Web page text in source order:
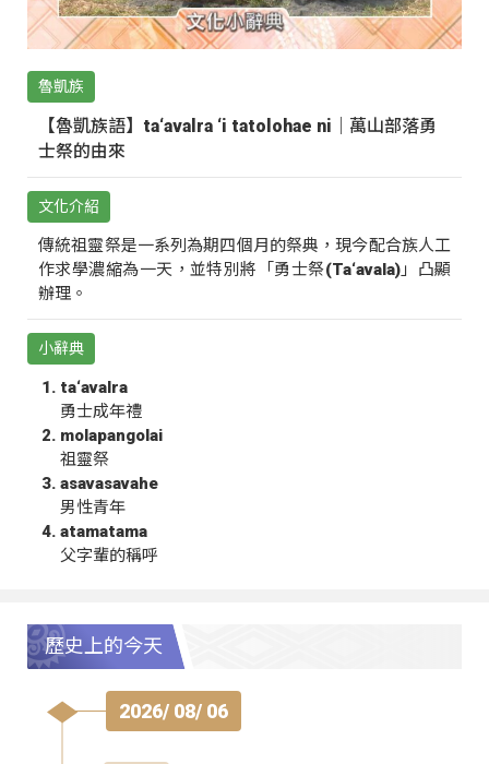
魯凱族
【魯凱族語】ta‘avalra ‘i tatolohae ni｜萬山部落勇
士祭的由來
文化介紹
傳統祖靈祭是一系列為期四個月的祭典，現今配合族人工
作求學濃縮為一天，並特別將「勇士祭(Ta‘avala)」凸顯
辦理。
小辭典
ta‘avalra
勇士成年禮
molapangolai
祖靈祭
asavasavahe
男性青年
atamatama
父字輩的稱呼
歷史上的今天
2026/ 08/ 06